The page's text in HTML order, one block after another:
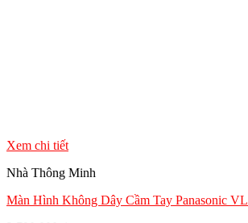
Xem chi tiết
Nhà Thông Minh
Màn Hình Không Dây Cầm Tay Panasonic